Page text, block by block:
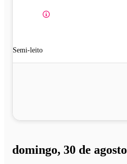
Semi-leito
domingo, 30 de agosto